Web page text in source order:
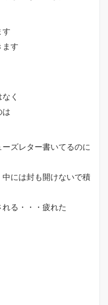
す
ます
く
は
ズレター書いてるのに
には封も開けないで積
る・・・疲れた